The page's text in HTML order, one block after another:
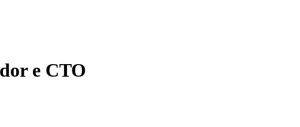
e CTO